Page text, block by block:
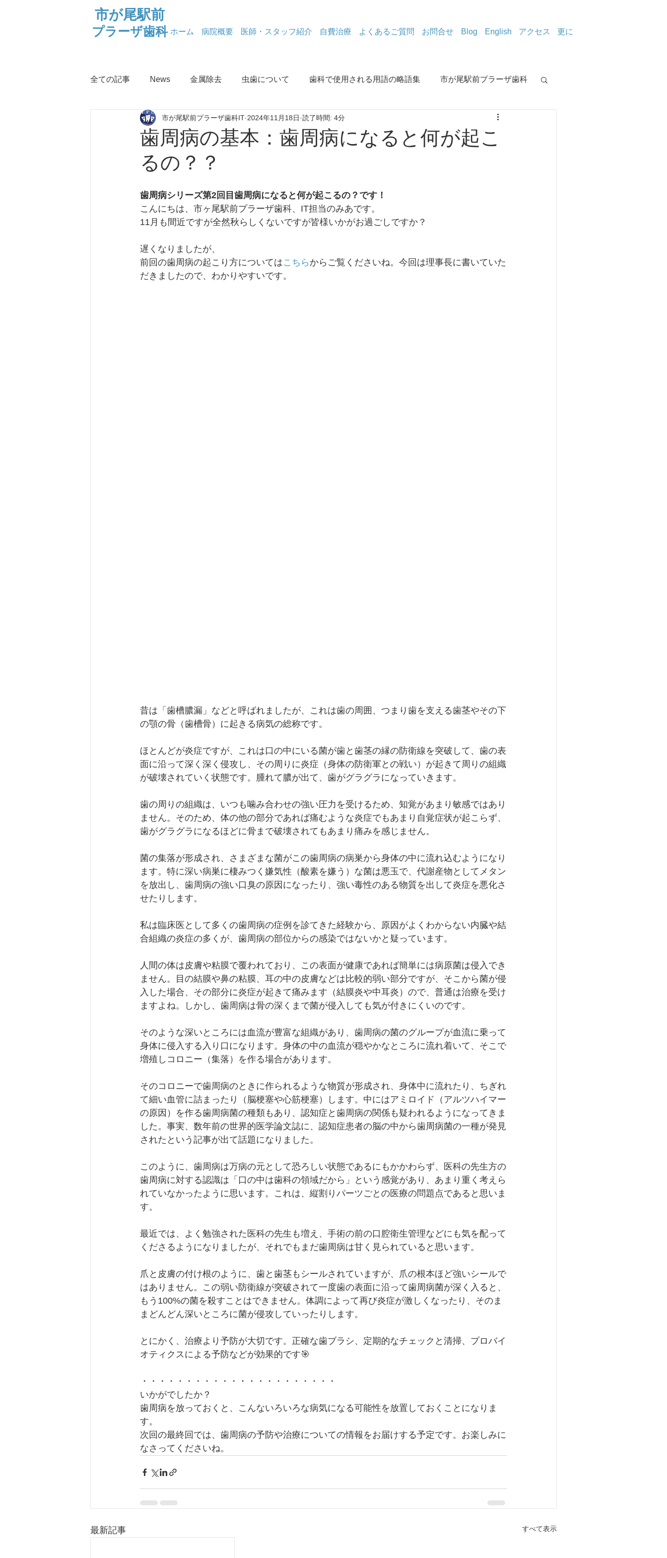
市が尾駅前
プラーザ歯科 ホーム 病院概要 医師・スタッフ紹介 自費治療 よくあるご質問 お問合せ Blog English アクセス 更に
全ての記事 News 金属除去 虫歯について 歯科で使用される用語の略語集 市が尾駅前プラーザ歯科
お口の健康 なぜなに金属除去 なぜなに歯周病 コロナ関係 治療室から
ロイテリ菌 健康情報
歯周病の基本：歯周病になると何が起こ
るの？？
市が尾駅前プラーザ歯科IT 2024年11月18日 読了時間: 4分
歯周病シリーズ第2回目歯周病になると何が起こるの？です！
こんにちは、市ヶ尾駅前プラーザ歯科、IT担当のみあです。
11月も間近ですが全然秋らしくないですが皆様いかがお過ごしですか？
遅くなりましたが、
前回の歯周病の起こり方についてはこちら からご覧くださいね。今回は理事長に書いていた
だきましたので、わかりやすいです。
昔は「歯槽膿漏」などと呼ばれましたが、これは歯の周囲、つまり歯を支える歯茎やその下
の顎の骨（歯槽骨）に起きる病気の総称です。
ほとんどが炎症ですが、これは口の中にいる菌が歯と歯茎の縁の防衛線を突破して、歯の表
面に沿って深く深く侵攻し、その周りに炎症（身体の防衛軍との戦い）が起きて周りの組織
が破壊されていく状態です。腫れて膿が出て、歯がグラグラになっていきます。
歯の周りの組織は、いつも噛み合わせの強い圧力を受けるため、知覚があまり敏感ではあり
ません。そのため、体の他の部分であれば痛むような炎症でもあまり自覚症状が起こらず、
歯がグラグラになるほどに骨まで破壊されてもあまり痛みを感じません。
菌の集落が形成され、さまざまな菌がこの歯周病の病巣から身体の中に流れ込むようになり
ます。特に深い病巣に棲みつく嫌気性（酸素を嫌う）な菌は悪玉で、代謝産物としてメタン
を放出し、歯周病の強い口臭の原因になったり、強い毒性のある物質を出して炎症を悪化さ
せたりします。
私は臨床医として多くの歯周病の症例を診てきた経験から、原因がよくわからない内臓や結
合組織の炎症の多くが、歯周病の部位からの感染ではないかと疑っています。
人間の体は皮膚や粘膜で覆われており、この表面が健康であれば簡単には病原菌は侵入でき
ません。目の結膜や鼻の粘膜、耳の中の皮膚などは比較的弱い部分ですが、そこから菌が侵
入した場合、その部分に炎症が起きて痛みます（結膜炎や中耳炎）ので、普通は治療を受け
ますよね。しかし、歯周病は骨の深くまで菌が侵入しても気が付きにくいのです。
そのような深いところには血流が豊富な組織があり、歯周病の菌のグループが血流に乗って
身体に侵入する入り口になります。身体の中の血流が穏やかなところに流れ着いて、そこで
増殖しコロニー（集落）を作る場合があります。
そのコロニーで歯周病のときに作られるような物質が形成され、身体中に流れたり、ちぎれ
て細い血管に詰まったり（脳梗塞や心筋梗塞）します。中にはアミロイド（アルツハイマー
の原因）を作る歯周病菌の種類もあり、認知症と歯周病の関係も疑われるようになってきま
した。事実、数年前の世界的医学論文誌に、認知症患者の脳の中から歯周病菌の一種が発見
されたという記事が出て話題になりました。
このように、歯周病は万病の元として恐ろしい状態であるにもかかわらず、医科の先生方の
歯周病に対する認識は「口の中は歯科の領域だから」という感覚があり、あまり重く考えら
れていなかったように思います。これは、縦割りパーツごとの医療の問題点であると思いま
す。
最近では、よく勉強された医科の先生も増え、手術の前の口腔衛生管理などにも気を配って
くださるようになりましたが、それでもまだ歯周病は甘く見られていると思います。
爪と皮膚の付け根のように、歯と歯茎もシールされていますが、爪の根本ほど強いシールで
はありません。この弱い防衛線が突破されて一度歯の表面に沿って歯周病菌が深く入ると、
もう100%の菌を殺すことはできません。体調によって再び炎症が激しくなったり、そのま
まどんどん深いところに菌が侵攻していったりします。
とにかく、治療より予防が大切です。正確な歯ブラシ、定期的なチェックと清掃、プロバイ
オティクスによる予防などが効果的です🎯
・・・・・・・・・・・・・・・・・・・・・・
いかがでしたか？
歯周病を放っておくと、こんないろいろな病気になる可能性を放置しておくことになりま
す。
次回の最終回では、歯周病の予防や治療についての情報をお届けする予定です。お楽しみに
なさってくださいね。
最新記事 すべて表示